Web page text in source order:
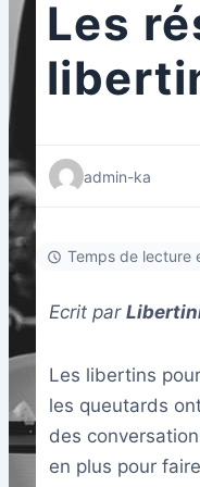
Les
admin-ka
Temps de lecture
Ecrit par
Les libertins
les queutards
des
en plus pour